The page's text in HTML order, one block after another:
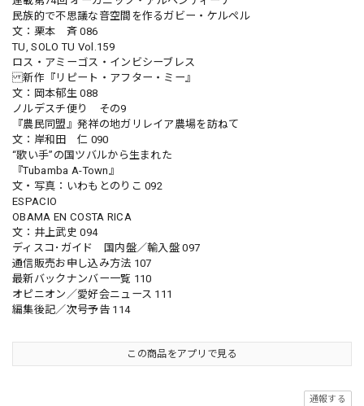
民族的で不思議な音空間を作るガビー・ケルペル
文：栗本 斉 086
TU, SOLO TU Vol.159
ロス・アミーゴス・インビシーブレス
新作『リピート・アフター・ミー』
文：岡本郁生 088
ノルデスチ便り その9
『農民同盟』発祥の地ガリレイア農場を訪ねて
文：岸和田 仁 090
“歌い手”の国ツバルから生まれた
『Tubamba A-Town』
文・写真：いわもとのりこ 092
ESPACIO
OBAMA EN COSTA RICA
文：井上武史 094
ディスコ･ガイド 国内盤／輸入盤 097
通信販売お申し込み方法 107
最新バックナンバー一覧 110
オピニオン／愛好会ニュース 111
編集後記／次号予告 114
この商品をアプリで見る
通報する